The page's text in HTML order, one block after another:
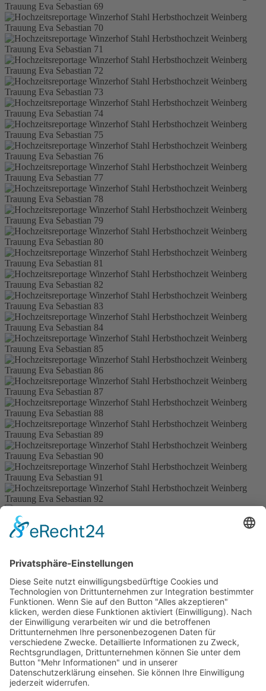
Zurück
Weiter
Spiegelhof Fotografie // Kathi Meier
Diese E-Mail-Adresse ist vor Spambots geschützt! Zur
Anzeige muss JavaScript eingeschaltet sein.